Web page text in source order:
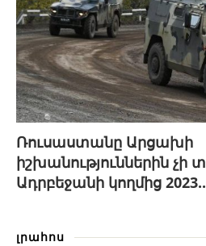
Ռուսաստանը Արցախի
իշխանություններին չի
Ադրբեջանի կողմից
լրահոս